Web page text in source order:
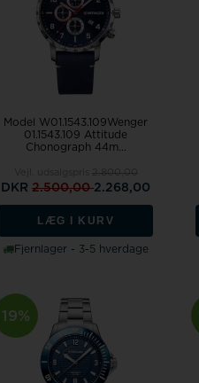
Model W01.1543.109Wenger
01.1543.109 Attitude
Chonograph 44m...
DKR2.500,002.268,00
LÆG I KURV
Fjernlager - 3-5 hverdage
19%